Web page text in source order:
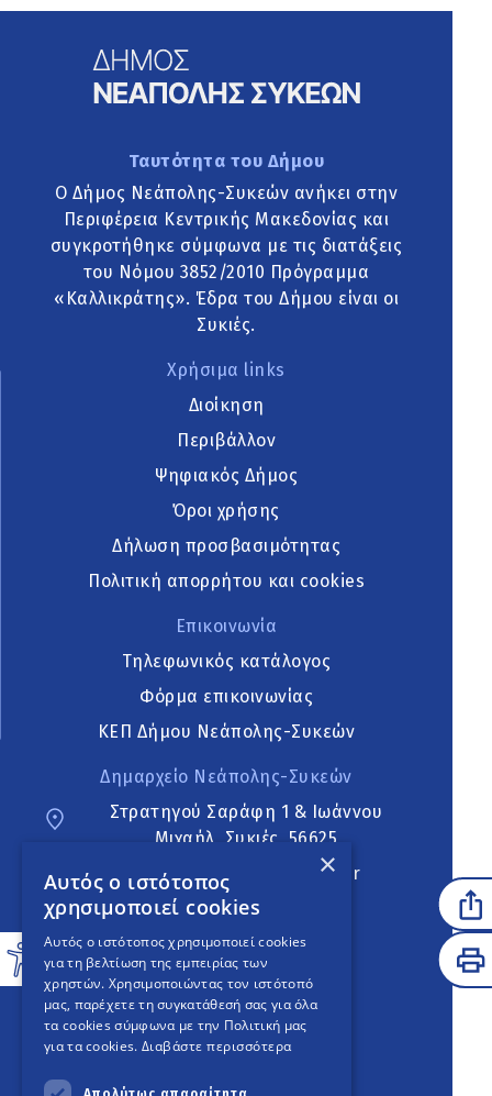
Ταυτότητα του Δήμου
Ο Δήμος Νεάπολης-Συκεών ανήκει στην
Περιφέρεια Κεντρικής Μακεδονίας και
συγκροτήθηκε σύμφωνα με τις διατάξεις
του Νόμου 3852/2010 Πρόγραμμα
«Καλλικράτης». Έδρα του Δήμου είναι οι
Συκιές.
Χρήσιμα links
Διοίκηση
Περιβάλλον
Ψηφιακός Δήμος
Όροι χρήσης
Δήλωση προσβασιμότητας
Πολιτική απορρήτου και cookies
Επικοινωνία
Τηλεφωνικός κατάλογος
Φόρμα επικοινωνίας
ΚΕΠ Δήμου Νεάπολης-Συκεών
Δημαρχείο Νεάπολης-Συκεών
Στρατηγού Σαράφη 1 & Ιωάννου
Μιχαήλ, Συκιές, 56625
neapoli.sykies@ddt.gov.gr
Ακολουθήστε
English Version
An project
×
Αυτός ο ιστότοπος
χρησιμοποιεί cookies
Αυτός ο ιστότοπος χρησιμοποιεί cookies
για τη βελτίωση της εμπειρίας των
χρηστών. Χρησιμοποιώντας τον ιστότοπό
μας, παρέχετε τη συγκατάθεσή σας για όλα
τα cookies σύμφωνα με την Πολιτική μας
για τα cookies. Διαβάστε περισσότερα